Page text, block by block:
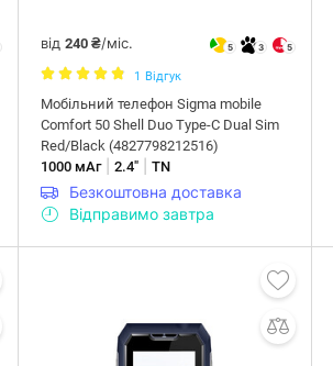
від240 ₴/міс. 5 3 5
1 Відгук
Мобiльний телефон Sigma mobile
Comfort 50 Shell Duo Type-C Dual Sim
Red/Black (4827798212516)
1000 мАг|2.4" |TN
Безкоштовна доставка
Відправимо завтра